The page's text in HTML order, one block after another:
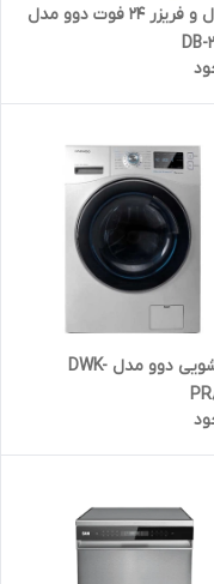
یخچال و فریزر 24 فوت دوو مدل
DB-
لباسشویی دوو مدل DWK-